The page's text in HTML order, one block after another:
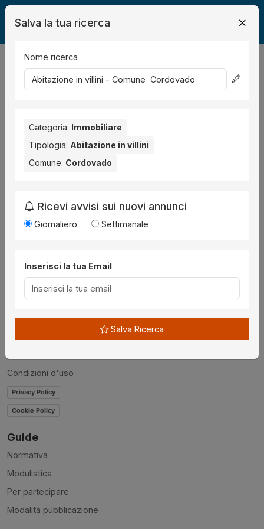
Legalmente Immobili
risultati Ordina per
Nessun risultato per la Provincia selezionata:
Prova a modificare i parametri di ricerca:
Utilità
Chi siamo
Disclaimer
News
Condizioni d'uso
Privacy Policy
Cookie Policy
Guide
Normativa
Modulistica
Per partecipare
Modalità pubblicazione
Salva la tua ricerca
Nome ricerca
Categoria: Immobiliare
Tipologia: Abitazione in villini
Comune: Cordovado
Ricevi avvisi sui nuovi annunci
Giornaliero Settimanale
Inserisci la tua Email
Salva Ricerca